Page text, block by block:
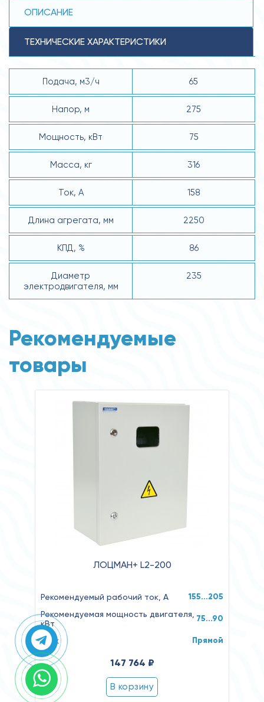
ОПИСАНИЕ
ТЕХНИЧЕСКИЕ ХАРАКТЕРИСТИКИ
Подача, м3/ч 65
Напор, м 275
Мощность, кВт 75
Масса, кг 316
Ток, А 158
Длина агрегата, мм 2250
КПД, % 86
Диаметр
электродвигателя, мм
235
Рекомендуемые
товары
ЛОЦМАН+ L2-200
Рекомендуемый рабочий ток, А 155…205
Рекомендуемая мощность двигателя,
кВт
75...90
Пуск Прямой
147 764 ₽
В корзину